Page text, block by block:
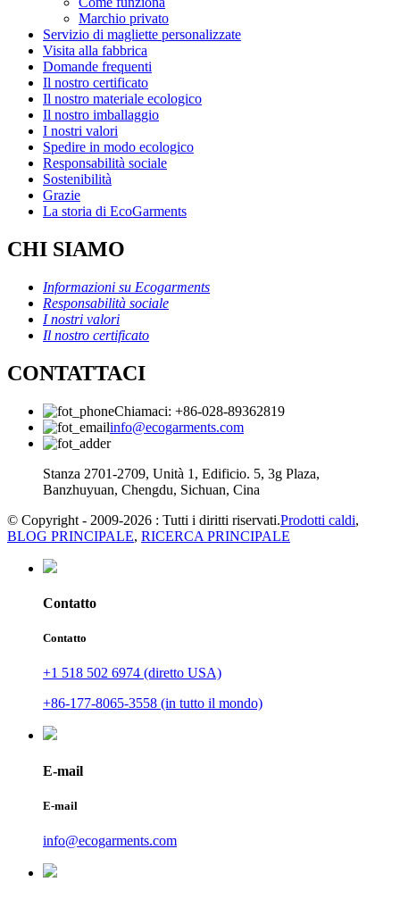
Marchio privato
Servizio di magliette personalizzate
Visita alla fabbrica
Domande frequenti
Il nostro certificato
Il nostro materiale ecologico
Il nostro imballaggio
I nostri valori
Spedire in modo ecologico
Responsabilità sociale
Sostenibilità
Grazie
La storia di EcoGarments
CHI SIAMO
Informazioni su Ecogarments
Responsabilità sociale
I nostri valori
Il nostro certificato
CONTATTACI
Chiamaci: +86-028-89362819
info@ecogarments.com
Stanza 2701-2709, Unità 1, Edificio. 5, 3g Plaza,
Banzhuyuan, Chengdu, Sichuan, Cina
© Copyright - 2009-2026 : Tutti i diritti riservati.Prodotti caldi,
BLOG PRINCIPALE, RICERCA PRINCIPALE
Contatto
Contatto
+1 518 502 6974 (diretto USA)
+86-177-8065-3558 (in tutto il mondo)
E-mail
E-mail
info@ecogarments.com